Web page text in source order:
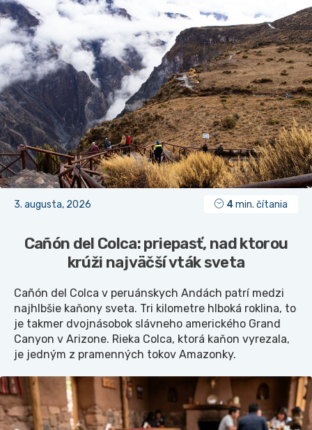
3. augusta, 2026 4 min. čítania
Cañón del Colca: priepasť, nad ktorou
krúži najväčší vták sveta
Cañón del Colca v peruánskych Andách patrí medzi
najhlbšie kaňony sveta. Tri kilometre hlboká roklina, to
je takmer dvojnásobok slávneho amerického Grand
Canyon v Arizone. Rieka Colca, ktorá kaňon vyrezala,
je jedným z pramenných tokov Amazonky.